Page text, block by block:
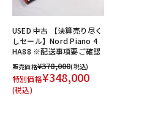
USED 中古 【決算売り尽く
しセール】Nord Piano 4
HA88 ※配送事項要ご確認
販売価格¥378,000(税込)
特別価格¥348,000
(税込)